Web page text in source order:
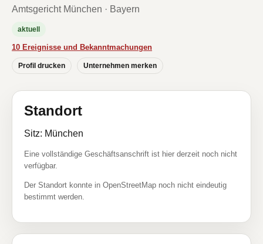
Amtsgericht München · Bayern
aktuell
10 Ereignisse und Bekanntmachungen
Profil drucken Unternehmen merken
Standort
Sitz: München
Eine vollständige Geschäftsanschrift ist hier derzeit noch nicht
verfügbar.
Der Standort konnte in OpenStreetMap noch nicht eindeutig
bestimmt werden.